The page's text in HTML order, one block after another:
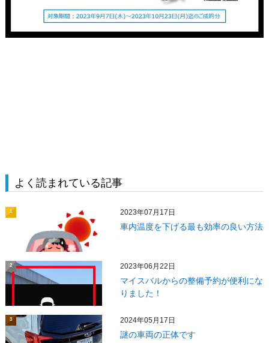
よく読まれている記事
1 2023年07月17日
車内温度を下げる最も効率の良い方法
2 2023年06月22日
マイスバルからの整備予約が便利にな
りました！
3 2024年05月17日
謎の車両の正体です